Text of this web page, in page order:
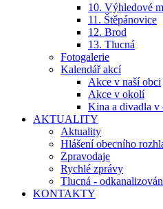
10. Výhledové
11. Štěpánovice
12. Brod
13. Tlucná
Fotogalerie
Kalendář akcí
Akce v naší obci
Akce v okolí
Kina a divadla v
AKTUALITY
Aktuality
Hlášení obecního
Zpravodaje
Rychlé zprávy
Tlucná -
KONTAKTY